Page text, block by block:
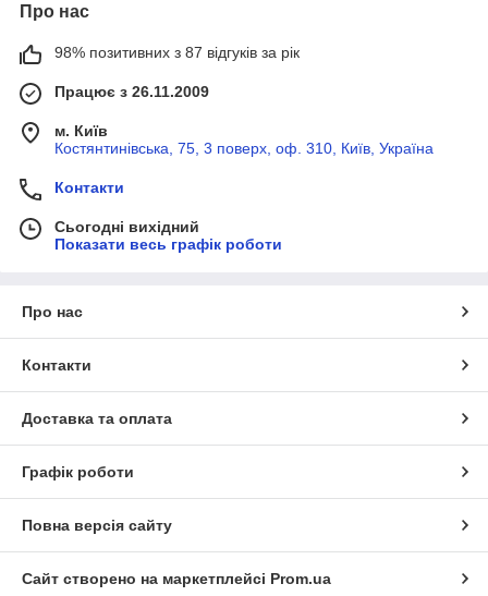
Про нас
98% позитивних з 87 відгуків за рік
Працює з 26.11.2009
м. Київ
Костянтинівська, 75, 3 поверх, оф. 310, Київ, Україна
Контакти
Сьогодні вихідний
Показати весь графік роботи
Про нас
Контакти
Доставка та оплата
Графік роботи
Повна версія сайту
Сайт створено на маркетплейсі Prom.ua